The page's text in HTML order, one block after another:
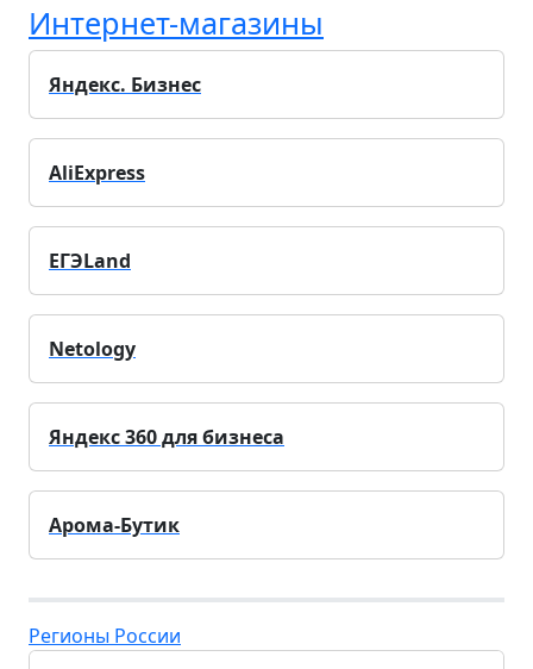
Интернет-магазины
Яндекс. Бизнес
AliExpress
ЕГЭLand
Netology
Яндекс 360 для бизнеса
Арома-Бутик
Регионы России